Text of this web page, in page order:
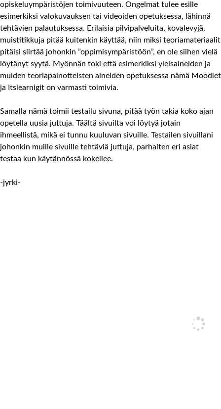
opiskeluympäristöjen toimivuuteen. Ongelmat tulee esille
esimerkiksi valokuvauksen tai videoiden opetuksessa, lähinnä
tehtävien palautuksessa. Erilaisia pilvipalveluita, kovalevyjä,
muistitikkuja pitää kuitenkin käyttää, niin miksi teoriamateriaalit
pitäisi siirtää johonkin ”oppimisympäristöön”, en ole siihen vielä
löytänyt syytä. Myönnän toki että esimerkiksi yleisaineiden ja
muiden teoriapainotteisten aineiden opetuksessa nämä Moodlet
ja Itslearnigit on varmasti toimivia.
Samalla nämä toimii testailu sivuna, pitää työn takia koko ajan
opetella uusia juttuja. Täältä sivuilta voi löytyä jotain
ihmeellistä, mikä ei tunnu kuuluvan sivuille. Testailen sivuillani
johonkin muille sivuille tehtäviä juttuja, parhaiten eri asiat
testaa kun käytännössä kokeilee.
-jyrki-